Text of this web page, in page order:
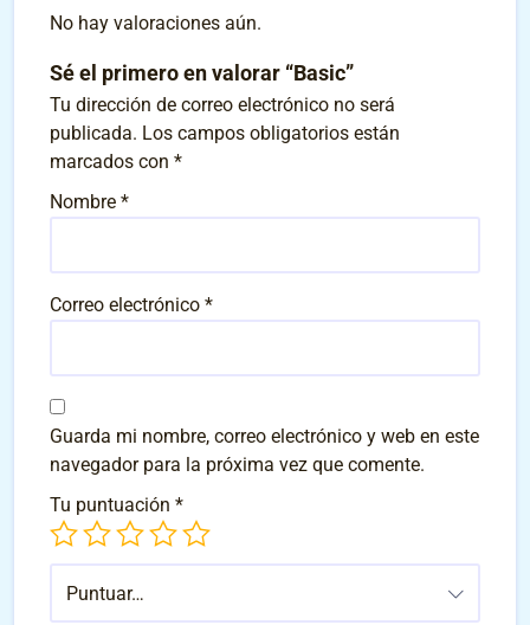
No hay valoraciones aún.
Sé el primero en valorar “Basic”
Tu dirección de correo electrónico no será
publicada. Los campos obligatorios están
marcados con *
Nombre *
Correo electrónico *
Guarda mi nombre, correo electrónico y web en este
navegador para la próxima vez que comente.
Tu puntuación *
Puntuar…